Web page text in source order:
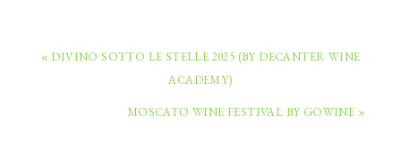
« DIVINO SOTTO LE STELLE 2025 (BY DECANTER WINE
ACADEMY)
MOSCATO WINE FESTIVAL BY GOWINE »